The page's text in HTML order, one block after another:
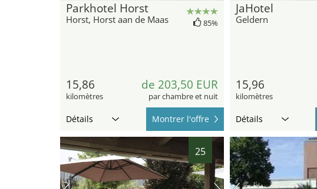
Parkhotel Horst
Horst, Horst aan de Maas 85%
15,86
kilomètres
de 203,50 EUR
par chambre et nuit
Détails Montrer l'offre
JaHotel
Geldern
15,96
kilomètres
Détails
25